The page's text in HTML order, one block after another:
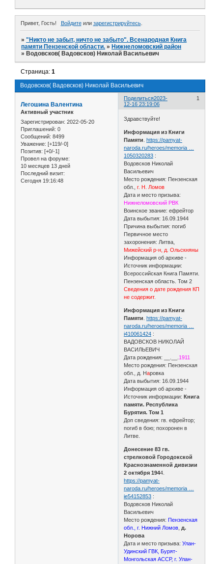
Привет, Гость! Войдитеили зарегистрируйтесь.
»"Никто не забыт, ничто не забыто". Всенародная Книга
памяти Пензенской области. » Нижнеломовский район
» Водовсков( Вадовсков) Николай Васильевич
Водовсков( Вадовсков) Николай Васильевич
Страница:1
Поделиться 1
2023-
12-16 23:19:06
Легошина Валентина
Активный участник
Зарегистрирован: 2022-05-20
Приглашений: 0
Сообщений: 8499
Уважение: [+119/-0]
Позитив: [+0/-1]
Провел на форуме:
10 месяцев 13 дней
Последний визит:
Сегодня 19:16:48
Здравствуйте!
Информация из Книги
Памяти .https://pamyat-
naroda.ru/heroes/memoria …
1050320283 :
Водовсков Николай
Васильевич
Место рождения: Пензенская
обл.,г. Н. Ломов
Дата и место призыва:
Нижнеломовский РВК
Воинское звание: ефрейтор
Дата выбытия: 16.09.1944
Причина выбытия: погиб
Первичное место
захоронения: Литва,
Мижейский р-н, д. Ольскняны
Информация об архиве -
Источник информации:
Всероссийская Книга Памяти.
Пензенская область. Том 2
Сведения о дате рождения КП
не содержит.
Информация из Книги
Памяти .https://pamyat-
naroda.ru/heroes/memoria …
i410061424 :
ВАДОВСКОВ НИКОЛАЙ
ВАСИЛЬЕВИЧ
Дата рождения: __.__. 1911
Место рождения: Пензенская
обл., д. Наровка
Дата выбытия: 16.09.1944
Информация об архиве -
Источник информации:Книга
памяти. Республика
Бурятия. Том 1
Доп сведения: гв. ефрейтор;
погиб в бою; похоронен в
Литве.
Донесение 83 гв.
стрелковой Городокской
Краснознаменной дивизии
2 октября 1944.
https://pamyat-
naroda.ru/heroes/memoria …
ie54152853 :
Водовсков Николай
Васильевич
Место рождения:Пензенская
обл., г. Нижний Ломов д.
Норова
Дата и место призыва: Улан-
Удинский ГВК, Бурят-
Монгольская АССР, г. Улан-